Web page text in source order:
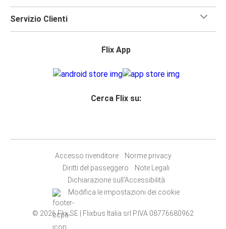
Servizio Clienti
Flix App
Cerca Flix su:
Accesso rivenditore
Norme privacy
Diritti del passeggero
Note Legali
Dichiarazione sull’Accessibilità
Modifica le impostazioni dei cookie
© 2026 Flix SE | Flixbus Italia srl P.IVA 08776680962